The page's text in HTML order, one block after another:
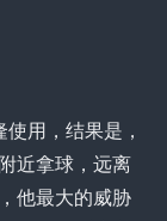
用，结果是，
近拿球，远离
他最大的威胁